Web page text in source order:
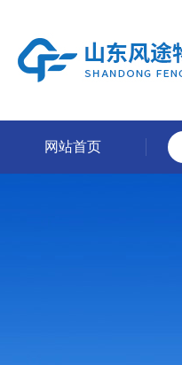
网站首页